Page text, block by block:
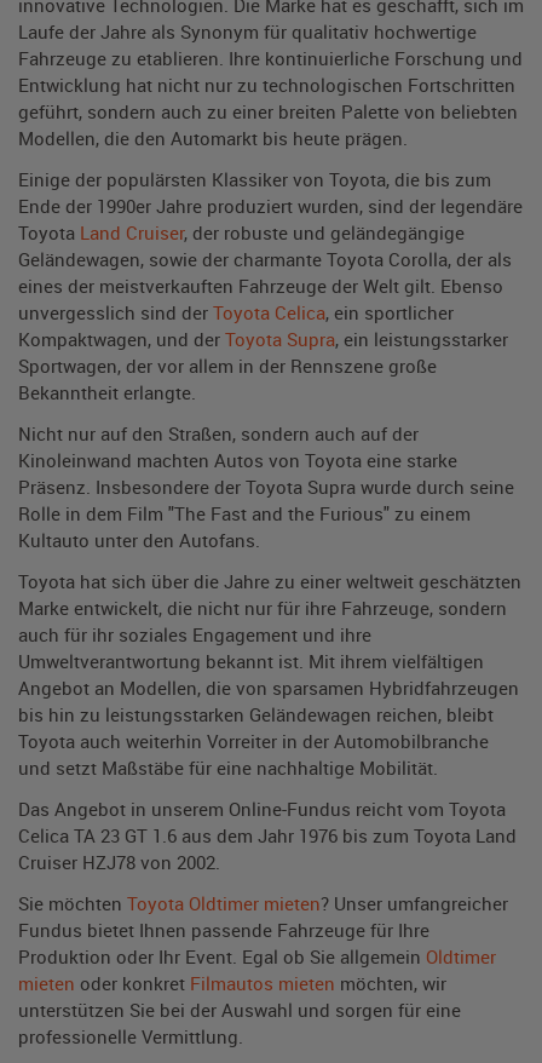
innovative Technologien. Die Marke hat es geschafft, sich im
Laufe der Jahre als Synonym für qualitativ hochwertige
Fahrzeuge zu etablieren. Ihre kontinuierliche Forschung und
Entwicklung hat nicht nur zu technologischen Fortschritten
geführt, sondern auch zu einer breiten Palette von beliebten
Modellen, die den Automarkt bis heute prägen.
Einige der populärsten Klassiker von Toyota, die bis zum
Ende der 1990er Jahre produziert wurden, sind der legendäre
Toyota Land Cruiser, der robuste und geländegängige
Geländewagen, sowie der charmante Toyota Corolla, der als
eines der meistverkauften Fahrzeuge der Welt gilt. Ebenso
unvergesslich sind der Toyota Celica, ein sportlicher
Kompaktwagen, und der Toyota Supra, ein leistungsstarker
Sportwagen, der vor allem in der Rennszene große
Bekanntheit erlangte.
Nicht nur auf den Straßen, sondern auch auf der
Kinoleinwand machten Autos von Toyota eine starke
Präsenz. Insbesondere der Toyota Supra wurde durch seine
Rolle in dem Film "The Fast and the Furious" zu einem
Kultauto unter den Autofans.
Toyota hat sich über die Jahre zu einer weltweit geschätzten
Marke entwickelt, die nicht nur für ihre Fahrzeuge, sondern
auch für ihr soziales Engagement und ihre
Umweltverantwortung bekannt ist. Mit ihrem vielfältigen
Angebot an Modellen, die von sparsamen Hybridfahrzeugen
bis hin zu leistungsstarken Geländewagen reichen, bleibt
Toyota auch weiterhin Vorreiter in der Automobilbranche
und setzt Maßstäbe für eine nachhaltige Mobilität.
Das Angebot in unserem Online-Fundus reicht vom Toyota
Celica TA 23 GT 1.6 aus dem Jahr 1976 bis zum Toyota Land
Cruiser HZJ78 von 2002.
Sie möchten Toyota Oldtimer mieten? Unser umfangreicher
Fundus bietet Ihnen passende Fahrzeuge für Ihre
Produktion oder Ihr Event. Egal ob Sie allgemein Oldtimer
mieten oder konkret Filmautos mieten möchten, wir
unterstützen Sie bei der Auswahl und sorgen für eine
professionelle Vermittlung.